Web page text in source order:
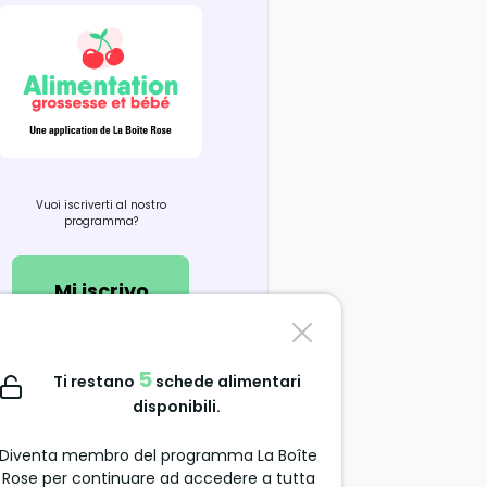
Vuoi iscriverti al nostro
programma?
Mi iscrivo
Contattaci
support@alimentation-
Ti restano 5schede alimentari
disponibili.
Diventa membro del programma La Boîte
Rose per continuare ad accedere a tutta